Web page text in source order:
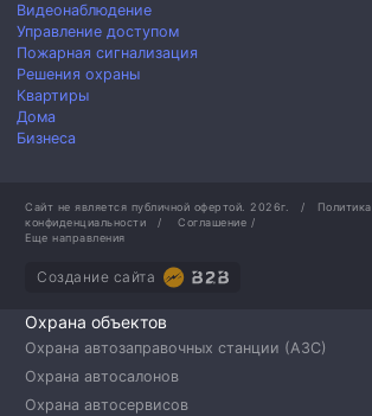
Видеонаблюдение
Управление доступом
Пожарная сигнализация
Решения охраны
Квартиры
Дома
Бизнеса
Сайт не является публичной офертой. 2026г. /
Политика
конфиденциальности
/ Соглашение /
Еще направления
Создание сайта
Охрана объектов
Охрана автозаправочных станции (АЗС)
Охрана автосалонов
Охрана автосервисов